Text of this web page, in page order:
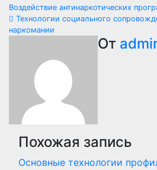
Навигация
по
записям
Воздействие антинаркотических
Технологии социального
наркомании
От
Похожая запись
Основные технологии